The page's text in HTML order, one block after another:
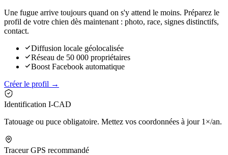
Une fugue arrive toujours quand on s'y attend le moins. Préparez le
profil de votre chien dès maintenant : photo, race, signes distinctifs,
contact.
Diffusion locale géolocalisée
Réseau de 50 000 propriétaires
Boost Facebook automatique
Créer le profil →
Identification I-CAD
Tatouage ou puce obligatoire. Mettez vos coordonnées à jour 1×/an.
Traceur GPS recommandé